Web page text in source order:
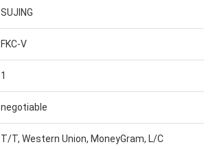
SUJING
FKC-V
1
negotiable
T/T, Western Union, MoneyGram, L/C